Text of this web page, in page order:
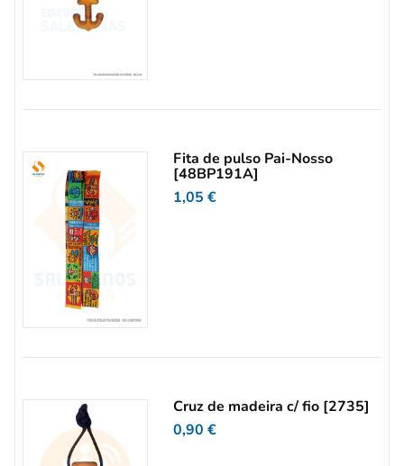
Fita de pulso Pai-Nosso
[48BP191A]
1,05€
Cruz de madeira c/ fio [2735]
0,90€